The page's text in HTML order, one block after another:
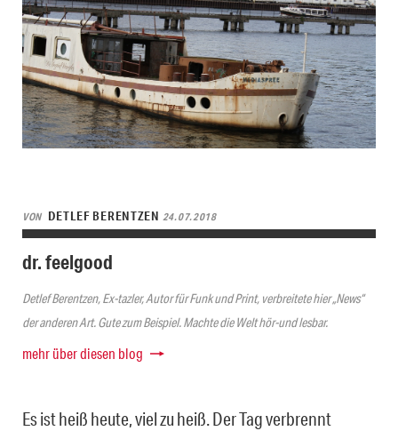
VON DETLEF BERENTZEN 24.07.2018
dr. feelgood
Detlef Berentzen, Ex-tazler, Autor für Funk und Print, verbreitete hier „News“
der anderen Art. Gute zum Beispiel. Machte die Welt hör-und lesbar.
mehr über diesen blog
Es ist heiß heute, viel zu heiß. Der Tag verbrennt